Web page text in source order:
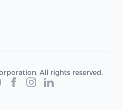
All rights reserved.